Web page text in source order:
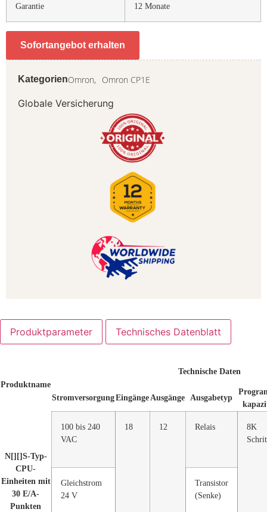
Garantie 12 Monate
Sofortangebot erhalten
KategorienOmron, Omron CP1E
Globale Versicherung
Produktparameter Technisches Datenblatt
Produktname
Technische Daten
StromversorgungEingängeAusgänge Ausgabetyp
N[][]S-Typ-
CPU-
Einheiten mit
30 E/A-
Punkten
100 bis 240
VAC
18 12 Relais
8K
Gleichstrom
24 V
Transistor
(Senke)